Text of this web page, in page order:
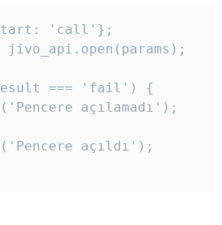
'call'};
=== 'fail') {
açılamadı');
açıldı');